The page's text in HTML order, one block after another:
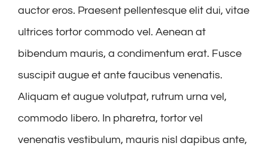
auctor eros. Praesent pellentesque elit dui, vitae
ultrices tortor commodo vel. Aenean at
bibendum mauris, a condimentum erat. Fusce
suscipit augue et ante faucibus venenatis.
Aliquam et augue volutpat, rutrum urna vel,
commodo libero. In pharetra, tortor vel
venenatis vestibulum, mauris nisl dapibus ante,